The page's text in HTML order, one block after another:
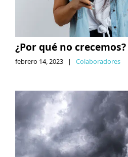
¿Por qué no crecemos?
febrero 14, 2023 | Colaboradores